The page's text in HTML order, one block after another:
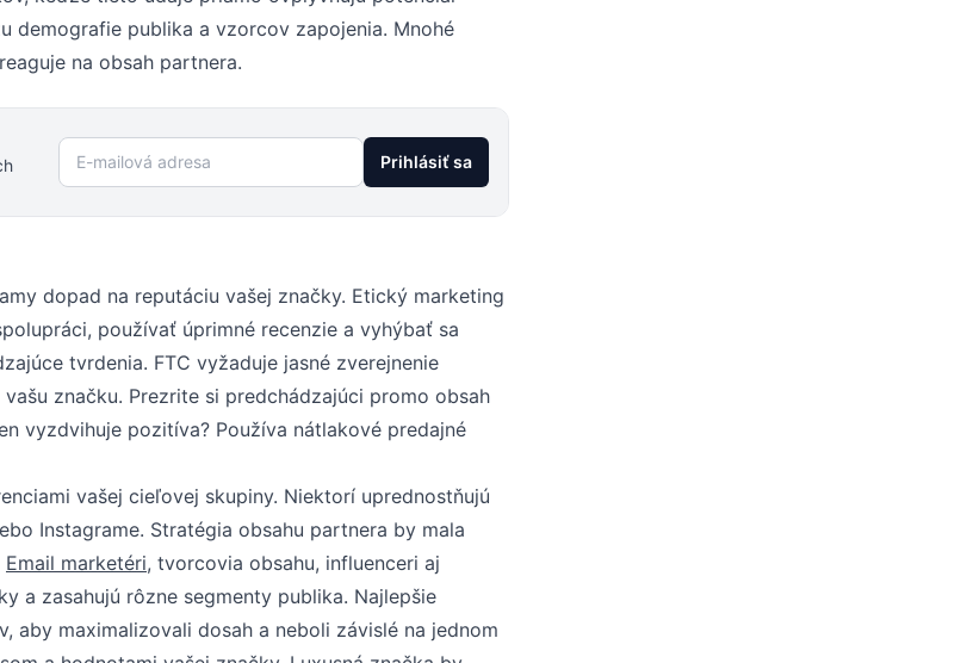
demografie publika a vzorcov zapojenia. Mnohé
na obsah partnera.
E-mailová adresa Prihlásiť sa
dopad na reputáciu vašej značky. Etický marketing
používať úprimné recenzie a vyhýbať sa
tvrdenia. FTC vyžaduje jasné zverejnenie
značku. Prezrite si predchádzajúci promo obsah
vyzdvihuje pozitíva? Používa nátlakové predajné
vašej cieľovej skupiny. Niektorí uprednostňujú
Instagrame. Stratégia obsahu partnera by mala
Email marketéri, tvorcovia obsahu, influenceri aj
a zasahujú rôzne segmenty publika. Najlepšie
maximalizovali dosah a neboli závislé na jednom